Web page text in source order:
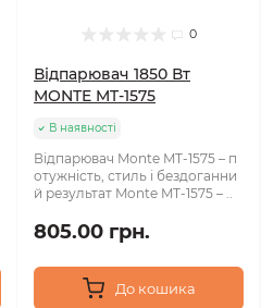
0
Відпарювач 1850 Вт
MONTE MT-1575
В наявності
Відпарювач Monte MT-1575 – п
отужність, стиль і бездоганни
й результат Monte MT-1575 – ..
805.00 грн.
До кошика